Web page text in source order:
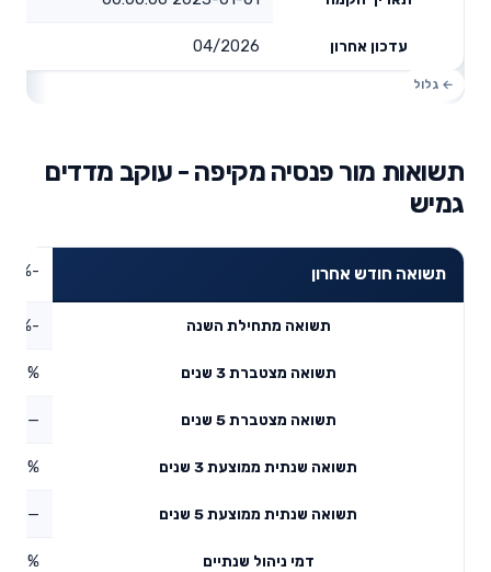
עדכון אחרון 04/2026
תשואות מור פנסיה מקיפה - עוקב מדדים
גמיש
תשואה חודש אחרון -0.06%
תשואה מתחילת השנה -1.32%
תשואה מצטברת 3 שנים
תשואה מצטברת 5 שנים —
תשואה שנתית ממוצעת 3 שנים 4.3%
תשואה שנתית ממוצעת 5 שנים —
דמי ניהול שנתיים 0.19%